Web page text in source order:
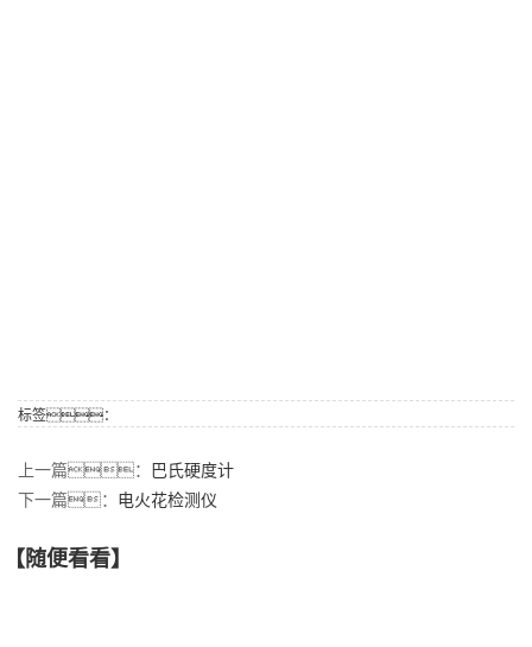
标签：
上一篇： 巴氏硬度计
下一篇： 电火花检测仪
【随便看看】